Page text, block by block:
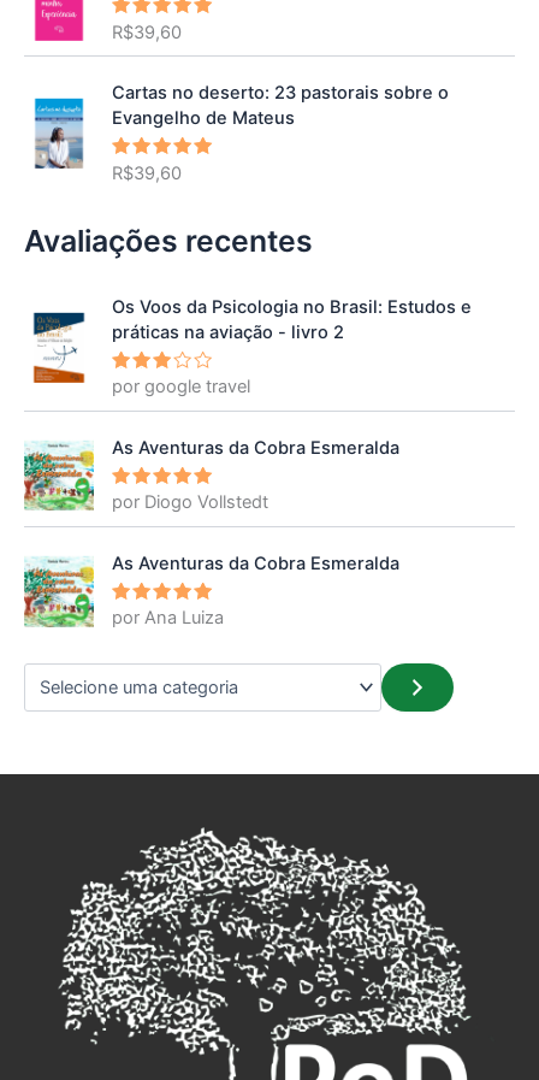
Avaliação
de 5
R$39,60
Cartas no deserto: 23 pastorais sobre o
Evangelho de Mateus
Avaliação
de 5
R$39,60
Avaliações recentes
Os Voos da Psicologia no Brasil: Estudos e
práticas na aviação - livro 2
Avalia
ção3
por google travel
As Aventuras da Cobra Esmeralda
Avaliação
5
por Diogo Vollstedt
As Aventuras da Cobra Esmeralda
Avaliação
5
por Ana Luiza